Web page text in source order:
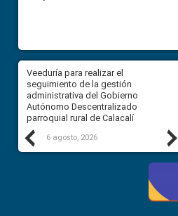
Previous
Veeduría para realizar el
seguimiento de la gestión
administrativa del Gobierno
Autónomo Descentralizado
parroquial rural de Calacalí
6 agosto, 2026